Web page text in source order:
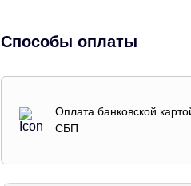
Способы оплаты
Оплата банковской
СБП